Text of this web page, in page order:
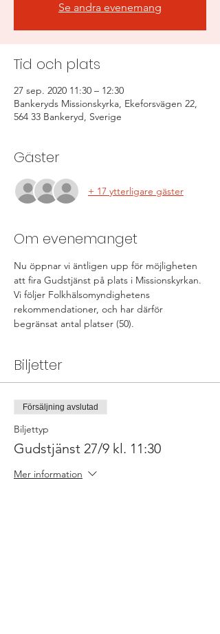
Se andra evenemang
Tid och plats
27 sep. 2020 11:30 – 12:30
Bankeryds Missionskyrka, Ekeforsvägen 22,
564 33 Bankeryd, Sverige
Gäster
+ 17 ytterligare gäster
Om evenemanget
Nu öppnar vi äntligen upp för möjligheten
att fira Gudstjänst på plats i Missionskyrkan.
Vi följer Folkhälsomyndighetens
rekommendationer, och har därför
begränsat antal platser (50).
Biljetter
Försäljning avslutad
Biljettyp
Gudstjänst 27/9 kl. 11:30
Mer information